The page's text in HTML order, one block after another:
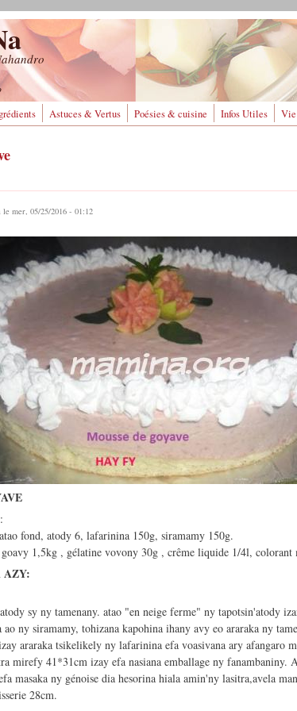
Astuces & Vertus Poésies & cuisine Infos Utiles
le mer, 05/25/2016 - 01:12
fond, atody 6, lafarinina 150g, siramamy 150g.
1,5kg , gélatine vovony 30g , crême liquide 1/4l, colorant
sy ny tamenany. atao "en neige ferme" ny tapotsin'atody
ao ny siramamy, tohizana kapohina ihany avy eo araraka ny
araraka tsikelikely ny lafarinina efa voasivana ary afangaro
mirefy 41*31cm izay efa nasiana emballage ny fanambaniny.
masaka ny génoise dia hesorina hiala amin'ny lasitra,avela
28cm.